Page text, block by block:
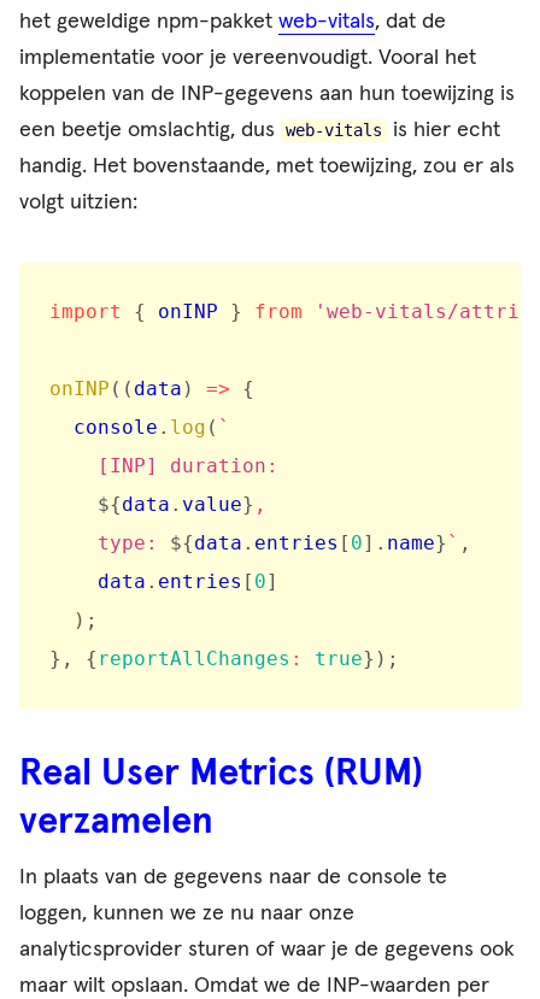
het geweldige npm-pakket web-vitals, dat de
implementatie voor je vereenvoudigt. Vooral het
koppelen van de INP-gegevens aan hun toewijzing is
een beetje omslachtig, dus
web-vitals
is hier echt
handig. Het bovenstaande, met toewijzing, zou er als
volgt uitzien:
import { onINP } from 'web-vitals/
onINP ( ( data ) =>
{
  console
. log ( `
    [INP] duration:
${data . value} ,
    type:
${data . entries [ 0] . name} ` ,
    data
. entries [ 0]
) ;
} , { reportAllChanges : true} ) ;
Real User Metrics (RUM)
verzamelen
In plaats van de gegevens naar de console te
loggen, kunnen we ze nu naar onze
analyticsprovider sturen of waar je de gegevens ook
maar wilt opslaan. Omdat we de INP-waarden per